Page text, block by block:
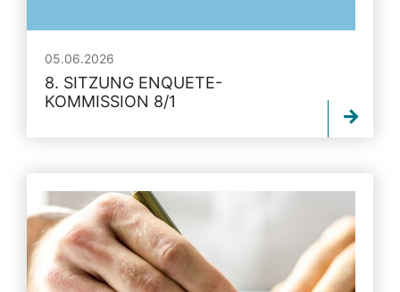
05.06.2026
8. SITZUNG ENQUETE-
KOMMISSION 8/1